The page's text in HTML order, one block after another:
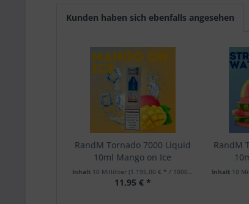
Kunden haben sich ebenfalls angesehen
RandM Tornado 7000 Liquid
10ml Mango on Ice
Inhalt 10 Milliliter (1.195,00 € * / 1000 Milliliter)
11,95 € *
RandM
Inhalt 10